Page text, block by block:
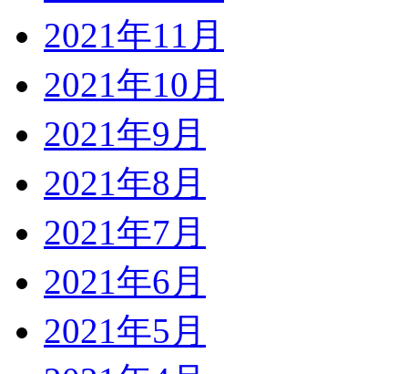
2021年11月
2021年10月
2021年9月
2021年8月
2021年7月
2021年6月
2021年5月